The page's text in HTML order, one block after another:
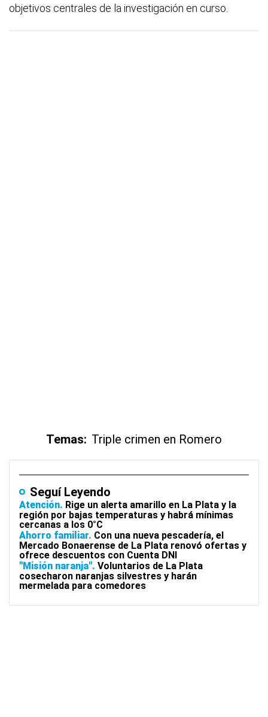
objetivos centrales de la investigación en curso.
Temas: Triple crimen en Romero
Seguí Leyendo
Atención
Rige un alerta amarillo en La Plata y la
región por bajas temperaturas y habrá mínimas
cercanas a los 0°C
Ahorro familiar Con una nueva pescadería, el
Mercado Bonaerense de La Plata renovó ofertas y
ofrece descuentos con Cuenta DNI
"Misión naranja" Voluntarios de La Plata
cosecharon naranjas silvestres y harán
mermelada para comedores